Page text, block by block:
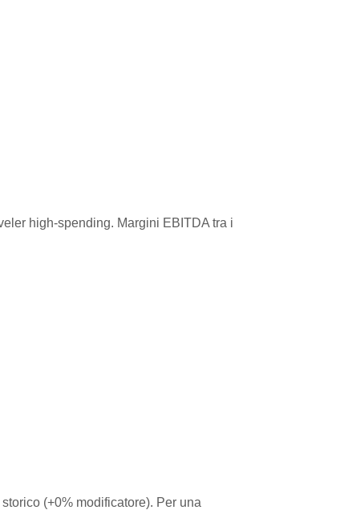
high-spending. Margini EBITDA tra i
(+0% modificatore). Per una